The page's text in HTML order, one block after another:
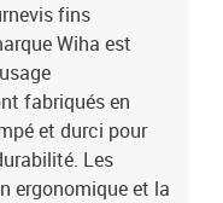
fins
Wiha est
fabriqués en
et durci pour
Les
ergonomique et la